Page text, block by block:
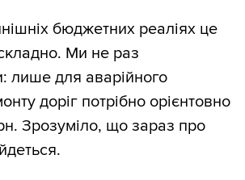
бюджетних реаліях це
Ми не раз
лише для аварійного
доріг потрібно орієнтовно
Зрозуміло, що зараз про